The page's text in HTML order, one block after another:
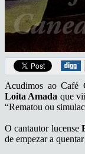
Acudimos ao Café
Loita Amada que
“Rematou ou
O cantautor lucense
de empezar a